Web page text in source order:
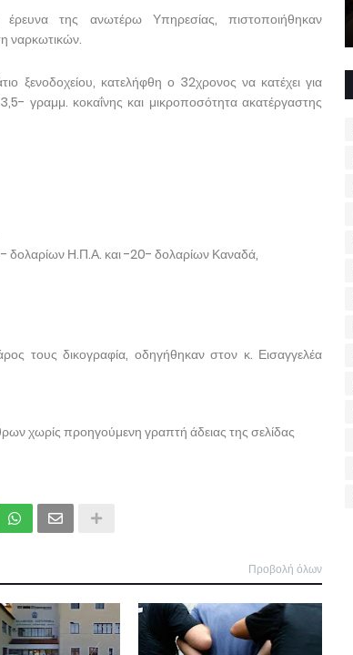
της ανωτέρω Υπηρεσίας, πιστοποιήθηκαν
ναρκωτικών.
ξενοδοχείου, κατελήφθη ο 32χρονος να κατέχει για
γραμμ. κοκαΐνης και μικροποσότητα ακατέργαστης
Η.Π.Α. και -20- δολαρίων Καναδά,
τους δικογραφία, οδηγήθηκαν στον κ. Εισαγγελέα
χωρίς προηγούμενη γραπτή άδειας της σελίδας
Προβολή όλων